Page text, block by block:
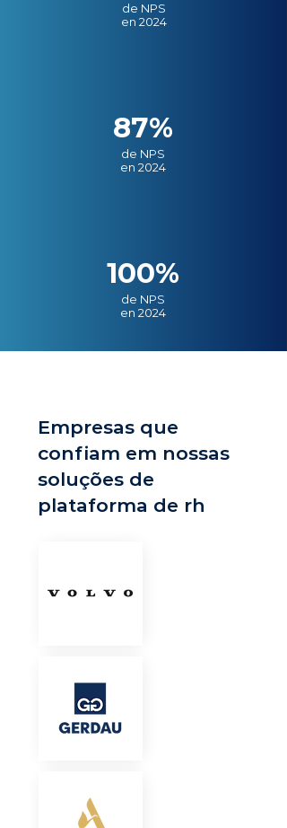
de NPS
en 2024
87%
de NPS
en 2024
100%
de NPS
en 2024
Empresas que
confiam em nossas
soluções de
plataforma de rh